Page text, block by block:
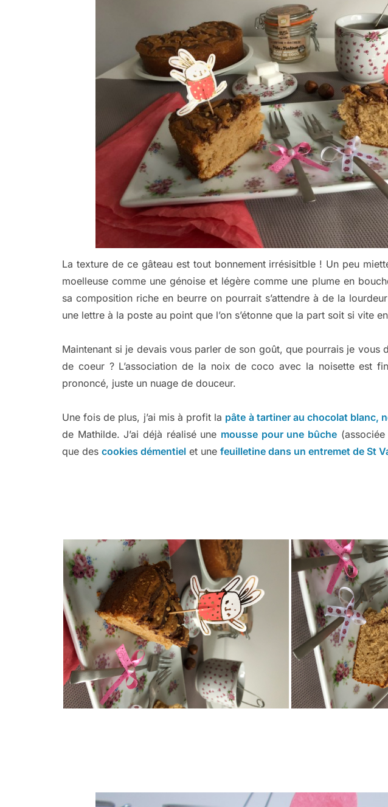
La texture de ce gâteau est tout bonnement irrésisitble ! Un peu
moelleuse comme une génoise et légère comme une plume en
sa composition riche en beurre on pourrait s’attendre à de la
une lettre à la poste au point que l’on s’étonne que la part soit si vite
Maintenant si je devais vous parler de son goût, que pourrais je vous
de coeur ? L’association de la noix de coco avec la noisette est
prononcé, juste un nuage de douceur.
Une fois de plus, j’ai mis à profit la pâte à tartiner au chocolat blanc,
de Mathilde. J’ai déjà réalisé une mousse pour une bûche
que des cookies démentiel et une feuilletine dans un entremet de St